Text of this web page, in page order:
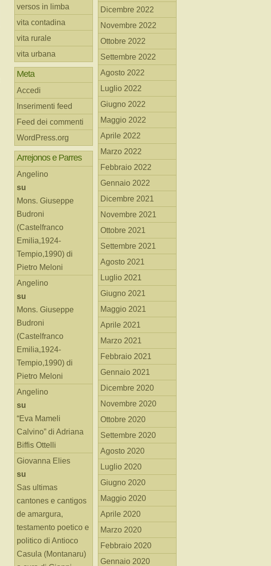
versos in limba
vita contadina
vita rurale
vita urbana
Meta
Accedi
Inserimenti feed
Feed dei commenti
WordPress.org
Arrejonos e Parres
Angelino
su
Mons. Giuseppe
Budroni
(Castelfranco
Emilia,1924-
Tempio,1990) di
Pietro Meloni
Angelino
su
Mons. Giuseppe
Budroni
(Castelfranco
Emilia,1924-
Tempio,1990) di
Pietro Meloni
Angelino
su
“Eva Mameli
Calvino” di Adriana
Biffis Ottelli
Giovanna Elies
su
Sas ultimas
cantones e cantigos
de amargura,
testamento poetico e
politico di Antioco
Casula (Montanaru)
Dicembre 2022
Novembre 2022
Ottobre 2022
Settembre 2022
Agosto 2022
Luglio 2022
Giugno 2022
Maggio 2022
Aprile 2022
Marzo 2022
Febbraio 2022
Gennaio 2022
Dicembre 2021
Novembre 2021
Ottobre 2021
Settembre 2021
Agosto 2021
Luglio 2021
Giugno 2021
Maggio 2021
Aprile 2021
Marzo 2021
Febbraio 2021
Gennaio 2021
Dicembre 2020
Novembre 2020
Ottobre 2020
Settembre 2020
Agosto 2020
Luglio 2020
Giugno 2020
Maggio 2020
Aprile 2020
Marzo 2020
Febbraio 2020
Gennaio 2020